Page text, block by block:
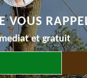
VOUS
et gratuit